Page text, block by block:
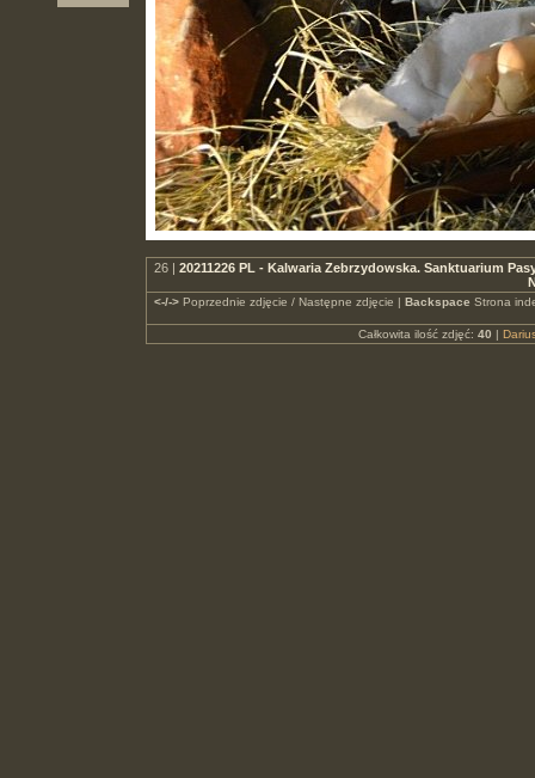
26 | 20211226 PL - Kalwaria Zebrzydowska. Sanktuarium
<-/->Poprzednie zdjęcie / Następne zdjęcie | Backspace Strona
Całkowita ilość zdjęć: 40 |